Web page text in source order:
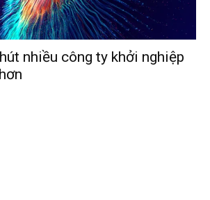
nhiều công ty khởi nghiệp